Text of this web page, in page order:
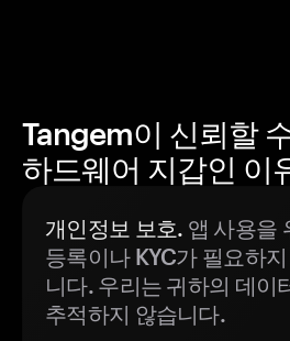
Tangem이 신뢰할
하드웨어 지갑인 이
개인정보 보호. 앱 사용을
등록이나 KYC가 필요하
니다. 우리는 귀하의 데이
추적하지 않습니다.